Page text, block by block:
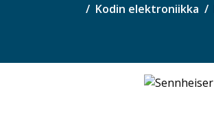
Kodin elektroniikka